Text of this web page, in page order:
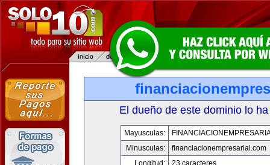
El dueño de este dominio lo
Mayusculas:
Minusculas:
financiacionempresarial.com
Longitud:
23 caracteres